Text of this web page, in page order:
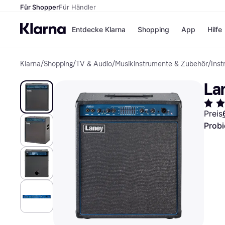
Für ShopperFür Händler
Entdecke Klarna
Zahlungsmethoden
Bezahle in 3
Teilzahlungen
Bezahle in bis zu 30
Tagen
Ratenzahlung
Shopping
Shops
eBay
Temu
SHEIN
App Hilfe
Klarna/Shopping/TV & Audio/Musikinstrumente & Zubehör/
Preis